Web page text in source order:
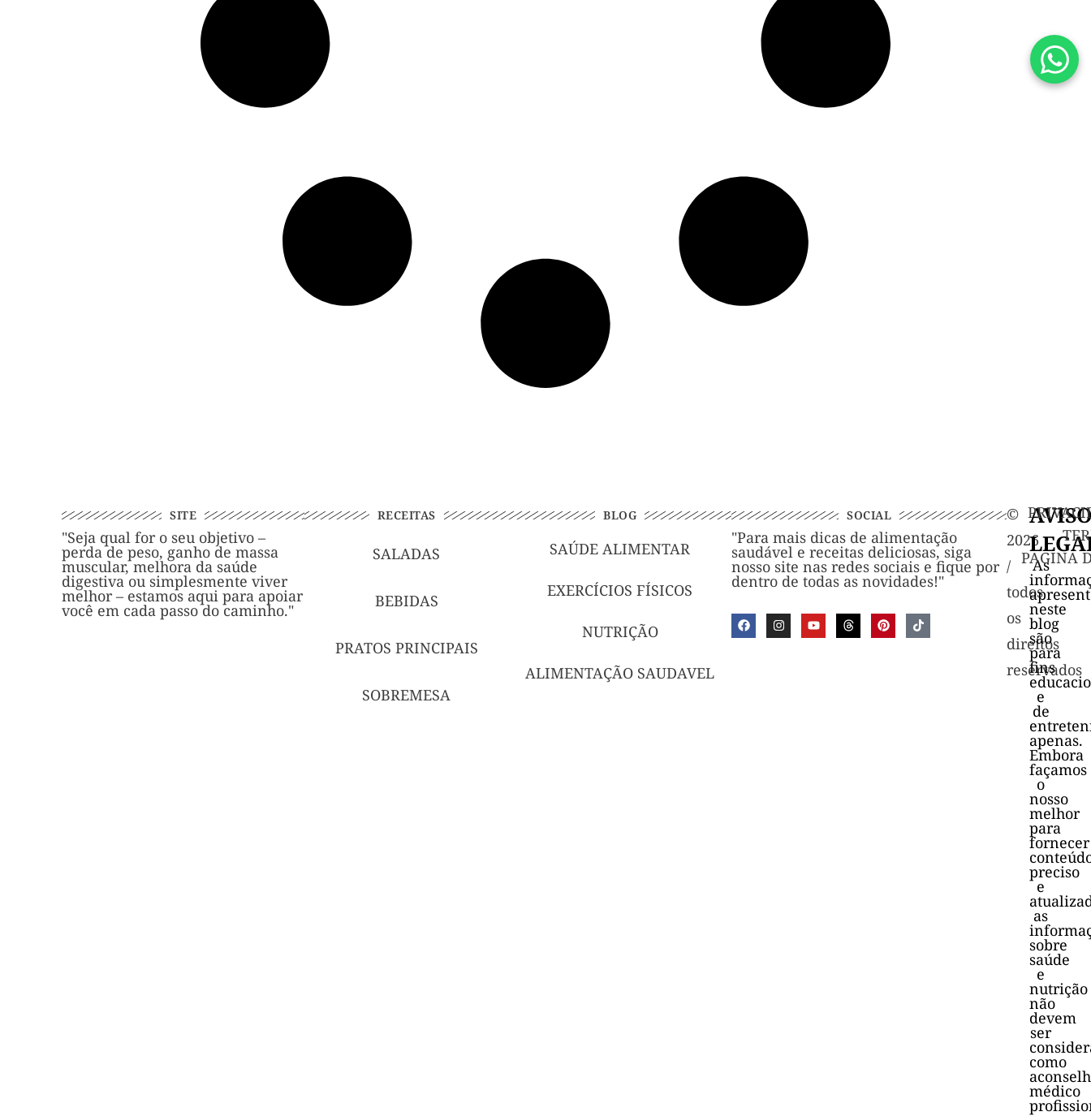
SITE
"Seja qual for o seu objetivo –
perda de peso, ganho de massa
muscular, melhora da saúde
digestiva ou simplesmente viver
melhor – estamos aqui para apoiar
você em cada passo do caminho."
RECEITAS
SALADAS
BEBIDAS
PRATOS PRINCIPAIS
SOBREMESA
BLOG
SAÚDE ALIMENTAR
EXERCÍCIOS FÍSICOS
NUTRIÇÃO
ALIMENTAÇÃO SAUDAVEL
SOCIAL
"Para mais dicas de alimentação
saudável e receitas deliciosas, siga
nosso site nas redes sociais e fique por
dentro de todas as novidades!"
©️
2026
/
todos
os
direitos
reservados
PAGINA
As
neste
blog
são
para
fins
e
de
apenas.
Embora
façamos
o
nosso
melhor
para
fornecer
preciso
e
as
sobre
saúde
e
nutrição
não
devem
ser
como
médico